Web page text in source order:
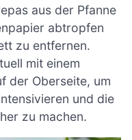
aus der Pfanne
abtropfen
zu entfernen.
mit einem
der Oberseite, um
und die
zu machen.